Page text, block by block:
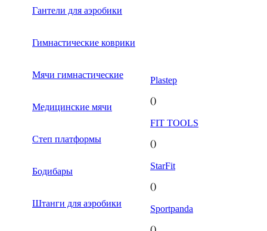
Гантели для аэробики
Гимнастические коврики
Мячи гимнастические
Медицинские мячи
Степ платформы
Бодибары
Штанги для аэробики
Plastep
()
FIT TOOLS
()
StarFit
()
Sportpanda
()